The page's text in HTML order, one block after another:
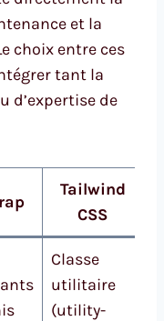
et la
choix entre ces
tant la
d’expertise de
Tailwind
CSS
Classe
utilitaire
(utility-